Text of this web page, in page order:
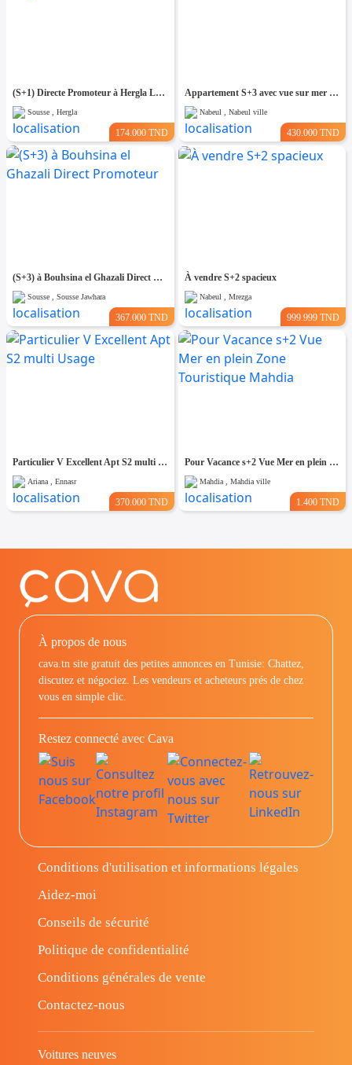
(S+1) Directe Promoteur à Hergla Lotissement AFH
Sousse , Hergla
174.000 TND
Appartement S+3 avec vue sur mer – 192 m²
Nabeul , Nabeul ville
430.000 TND
(S+3) à Bouhsina el Ghazali Direct Promoteur
Sousse , Sousse Jawhara
367.000 TND
À vendre S+2 spacieux
Nabeul , Mrezga
999.999 TND
Particulier V Excellent Apt S2 multi Usage
Ariana , Ennasr
370.000 TND
Pour Vacance s+2 Vue Mer en plein Zone Touristique Mahdia
Mahdia , Mahdia ville
1.400 TND
À propos de nous
cava.tn site gratuit des petites annonces en Tunisie: Chattez,
discutez et négociez. Les vendeurs et acheteurs prés de chez
vous en simple clic.
Restez connecté avec Cava
Conditions d'utilisation et informations légales
Aidez-moi
Conseils de sécurité
Politique de confidentialité
Conditions générales de vente
Contactez-nous
Voitures neuves